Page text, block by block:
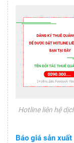
Hotline liên hệ
Báo giá sản